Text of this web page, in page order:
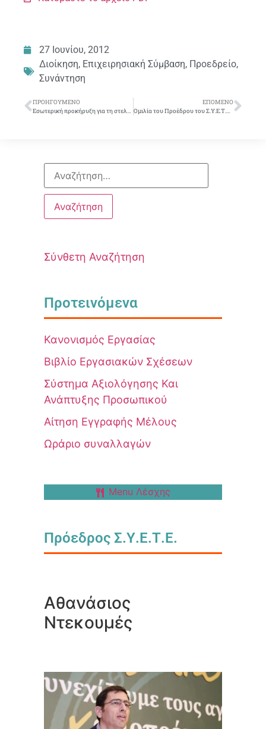
27 Ιουνίου, 2012
Διοίκηση, Επιχειρησιακή Σύμβαση, Προεδρείο,
Συνάντηση
ΠΡΟΗΓΟΎΜΕΝΟ
Εσωτερική προκήρυξη για τη στελέχωση των Διευθύνσεων Πληροφορικής
ΕΠΌΜΕΝΟ
Ομιλία του Προέδρου του Σ.Υ.Ε.Τ.Ε. στη Γ.Σ. της Ε.Τ.Ε. 28/6/2012
Σύνθετη Αναζήτηση
Προτεινόμενα
Κανονισμός Εργασίας
Βιβλίο Εργασιακών Σχέσεων
Σύστημα Αξιολόγησης Και
Ανάπτυξης Προσωπικού
Αίτηση Εγγραφής Μέλους
Ωράριο συναλλαγών
Menu Λέσχης
Πρόεδρος Σ.Υ.Ε.Τ.Ε.
Αθανάσιος
Ντεκουμές